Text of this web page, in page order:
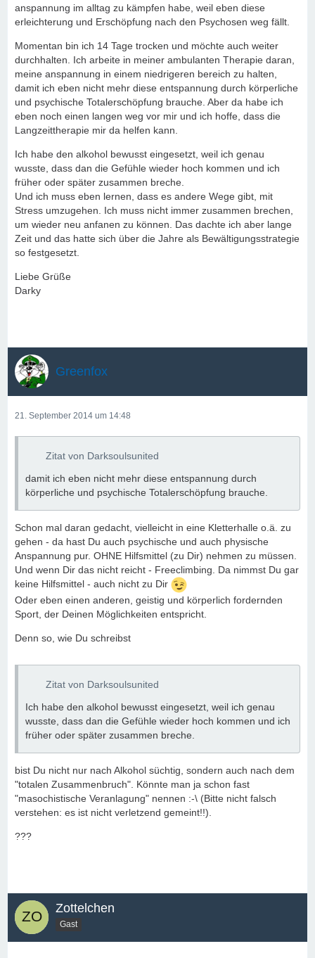
anspannung im alltag zu kämpfen habe, weil eben diese
erleichterung und Erschöpfung nach den Psychosen weg fällt.
Momentan bin ich 14 Tage trocken und möchte auch weiter
durchhalten. Ich arbeite in meiner ambulanten Therapie daran,
meine anspannung in einem niedrigeren bereich zu halten,
damit ich eben nicht mehr diese entspannung durch körperliche
und psychische Totalerschöpfung brauche. Aber da habe ich
eben noch einen langen weg vor mir und ich hoffe, dass die
Langzeittherapie mir da helfen kann.
Ich habe den alkohol bewusst eingesetzt, weil ich genau
wusste, dass dan die Gefühle wieder hoch kommen und ich
früher oder später zusammen breche.
Und ich muss eben lernen, dass es andere Wege gibt, mit
Stress umzugehen. Ich muss nicht immer zusammen brechen,
um wieder neu anfanen zu können. Das dachte ich aber lange
Zeit und das hatte sich über die Jahre als Bewältigungsstrategie
so festgesetzt.
Liebe Grüße
Darky
Greenfox
21. September 2014 um 14:48
Zitat von Darksoulsunited
damit ich eben nicht mehr diese entspannung durch
körperliche und psychische Totalerschöpfung brauche.
Schon mal daran gedacht, vielleicht in eine Kletterhalle o.ä. zu
gehen - da hast Du auch psychische und auch physische
Anspannung pur. OHNE Hilfsmittel (zu Dir) nehmen zu müssen.
Und wenn Dir das nicht reicht - Freeclimbing. Da nimmst Du gar
keine Hilfsmittel - auch nicht zu Dir
Oder eben einen anderen, geistig und körperlich fordernden
Sport, der Deinen Möglichkeiten entspricht.
Denn so, wie Du schreibst
Zitat von Darksoulsunited
Ich habe den alkohol bewusst eingesetzt, weil ich genau
wusste, dass dan die Gefühle wieder hoch kommen und ich
früher oder später zusammen breche.
bist Du nicht nur nach Alkohol süchtig, sondern auch nach dem
"totalen Zusammenbruch". Könnte man ja schon fast
"masochistische Veranlagung" nennen :-\ (Bitte nicht falsch
verstehen: es ist nicht verletzend gemeint!!).
???
Zottelchen
Gast